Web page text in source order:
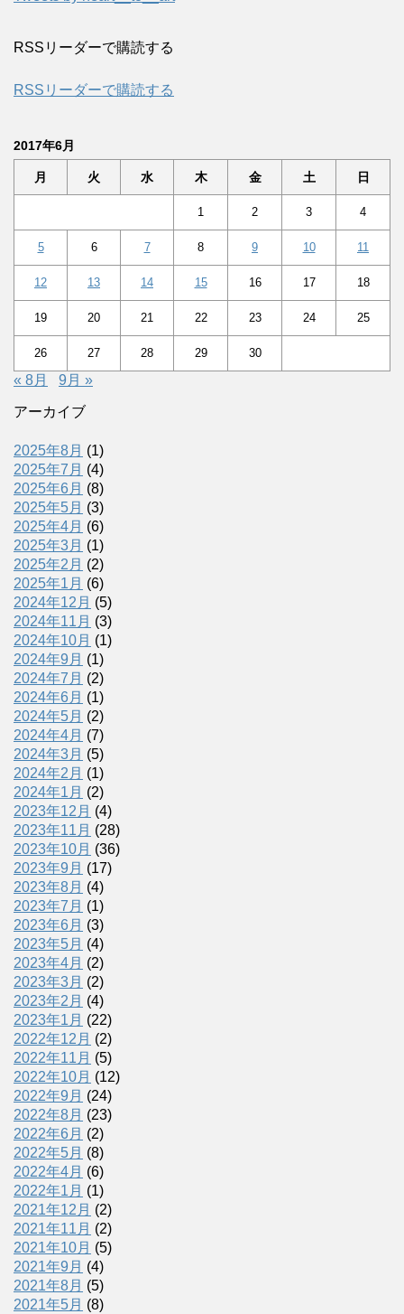
RSSリーダーで購読する
RSSリーダーで購読する
2017年6月
月 火 水 木 金 土 日
1 2 3 4
5 6 7 8 9 10 11
12 13 14 15 16 17 18
19 20 21 22 23 24 25
26 27 28 29 30
« 8月 9月 »
アーカイブ
2025年8月 (1)
2025年7月 (4)
2025年6月 (8)
2025年5月 (3)
2025年4月 (6)
2025年3月 (1)
2025年2月 (2)
2025年1月 (6)
2024年12月 (5)
2024年11月 (3)
2024年10月 (1)
2024年9月 (1)
2024年7月 (2)
2024年6月 (1)
2024年5月 (2)
2024年4月 (7)
2024年3月 (5)
2024年2月 (1)
2024年1月 (2)
2023年12月 (4)
2023年11月 (28)
2023年10月 (36)
2023年9月 (17)
2023年8月 (4)
2023年7月 (1)
2023年6月 (3)
2023年5月 (4)
2023年4月 (2)
2023年3月 (2)
2023年2月 (4)
2023年1月 (22)
2022年12月 (2)
2022年11月 (5)
2022年10月 (12)
2022年9月 (24)
2022年8月 (23)
2022年6月 (2)
2022年5月 (8)
2022年4月 (6)
2022年1月 (1)
2021年12月 (2)
2021年11月 (2)
2021年10月 (5)
2021年9月 (4)
2021年8月 (5)
2021年5月 (8)